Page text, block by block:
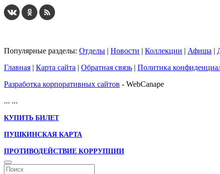
Популярные разделы: Отделы | Новости | Коллекции | Афиша |
Главная | Карта сайта | Обратная связь | Политика
Разработка корпоративных сайтов - WebCanape
... ...
КУПИТЬ БИЛЕТ
ПУШКИНСКАЯ КАРТА
ПРОТИВОДЕЙСТВИЕ КОРРУПЦИИ